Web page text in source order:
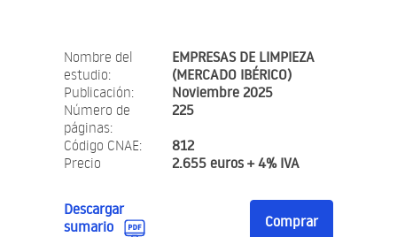
Nombre del
estudio:
EMPRESAS DE LIMPIEZA
(MERCADO IBÉRICO)
Publicación:
Noviembre 2025
Número de
páginas:
225
Código CNAE:
812
Precio
2.655 euros + 4% IVA
Descargar
sumario
Comprar